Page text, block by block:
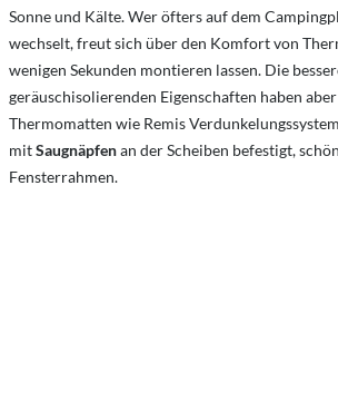
Sonne und Kälte. Wer öfters auf dem
wechselt, freut sich über den Komfort von
wenigen Sekunden montieren lassen. Die
geräuschisolierenden Eigenschaften haben
Thermomatten wie Remis
mitSaugnäpfenan der Scheiben befestigt,
Fensterrahmen.